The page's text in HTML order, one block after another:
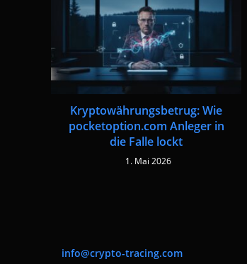
Kryptowährungsbetrug: Wie
pocketoption.com Anleger in
die Falle lockt
1. Mai 2026
info@crypto-tracing.com